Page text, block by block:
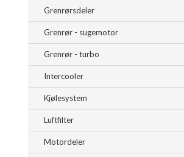
Grenrørsdeler
Grenrør - sugemotor
Grenrør - turbo
Intercooler
Kjølesystem
Luftfilter
Motordeler